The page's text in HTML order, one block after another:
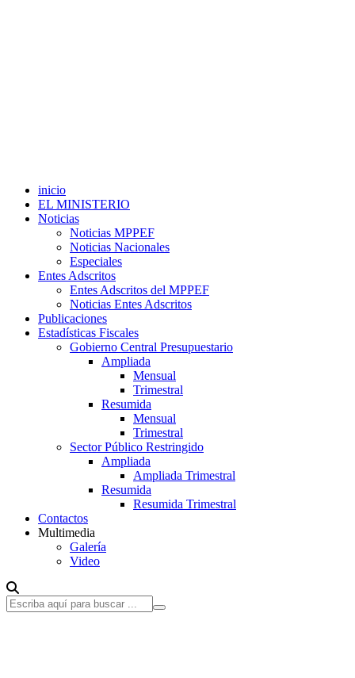
inicio
EL MINISTERIO
Noticias
Noticias MPPEF
Noticias Nacionales
Especiales
Entes Adscritos
Entes Adscritos del MPPEF
Noticias Entes Adscritos
Publicaciones
Estadísticas Fiscales
Gobierno Central Presupuestario
Ampliada
Mensual
Trimestral
Resumida
Mensual
Trimestral
Sector Público Restringido
Ampliada
Ampliada Trimestral
Resumida
Resumida Trimestral
Contactos
Multimedia
Galería
Video